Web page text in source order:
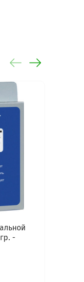
-